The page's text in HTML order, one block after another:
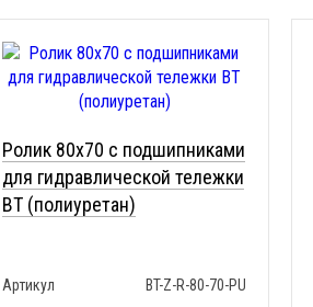
Ролик 80x70 с подшипниками
для гидравлической тележки
BT (полиуретан)
Артикул
BT-Z-R-80-70-PU